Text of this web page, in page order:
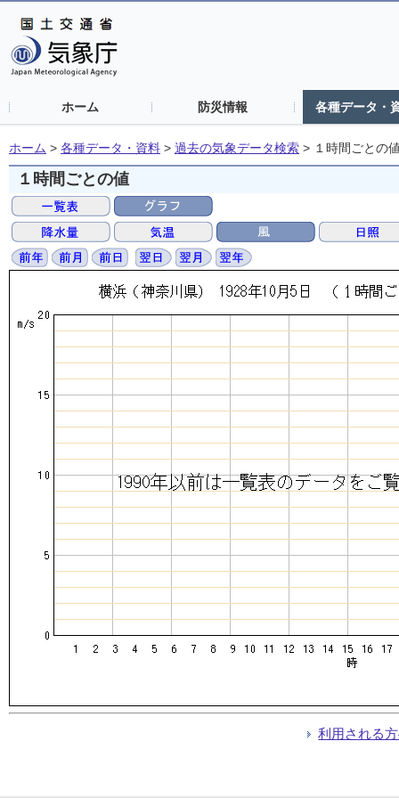
ホーム 防災情報 各種データ・
ホーム > 各種データ・資料 > 過去の気象データ検索 > １時間ごとの
１時間ごとの値
利用される